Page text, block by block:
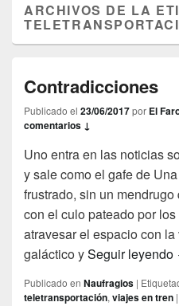
ARCHIVOS DE LA
Contradicciones
Publicado el 23/06/2017por El
comentarios ↓
Uno entra en las noticias
y sale como el gafe de
frustrado, sin un
con el culo pateado por
atravesar el espacio con
galáctico ySeguir leyendo
Publicado en Naufragios |
teletransportación, viajes en tren |